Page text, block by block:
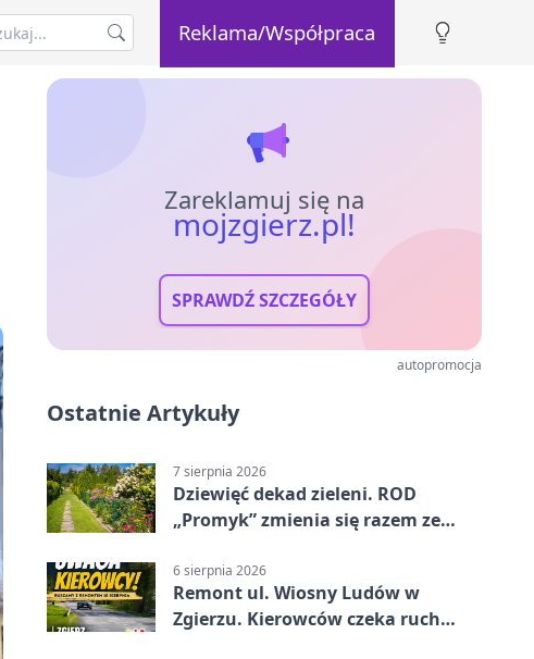
Reklama/Współpraca
Zareklamuj się na
mojzgierz.pl!
SPRAWDŹ SZCZEGÓŁY
autopromocja
Ostatnie Artykuły
7 sierpnia 2026
Dziewięć dekad zieleni. ROD
„Promyk” zmienia się razem ze
6 sierpnia 2026
Remont ul. Wiosny Ludów w
Zgierzu. Kierowców czeka ruch